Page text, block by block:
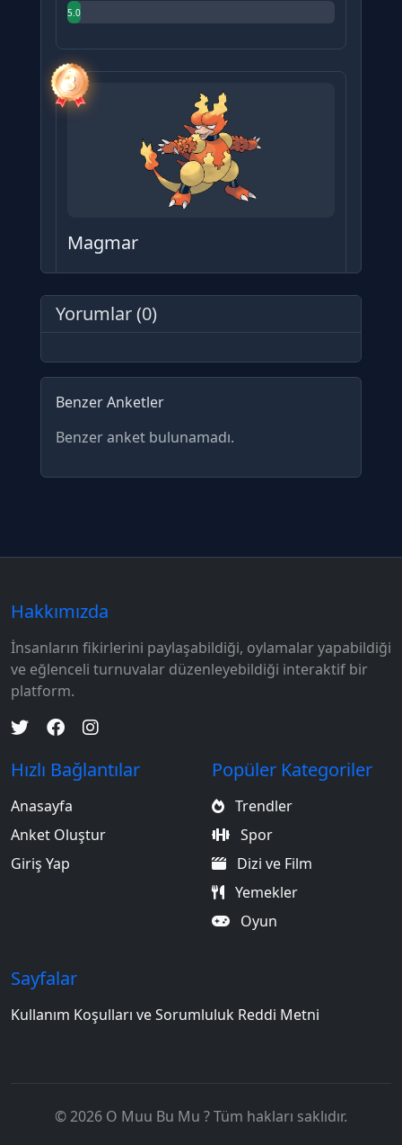
5.08%
Magmar
Oylar 22 oy
Kazanma Oranı 4.86%
Spoiler İçerir
Diğer seçenekleri görmek için tıklayın
Yorumlar (0)
Benzer Anketler
Benzer anket bulunamadı.
Hakkımızda
İnsanların fikirlerini paylaşabildiği, oylamalar yapabildiği
ve eğlenceli turnuvalar düzenleyebildiği interaktif bir
platform.
Hızlı Bağlantılar
Anasayfa
Anket Oluştur
Giriş Yap
Popüler Kategoriler
Trendler
Spor
Dizi ve Film
Yemekler
Oyun
Sayfalar
Kullanım Koşulları ve Sorumluluk Reddi Metni
© 2026 O Muu Bu Mu ? Tüm hakları saklıdır.